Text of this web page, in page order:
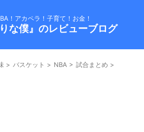
！アカペラ！子育て！お金！
りな僕』のレビューブログ
> バスケット > NBA > 試合まとめ >